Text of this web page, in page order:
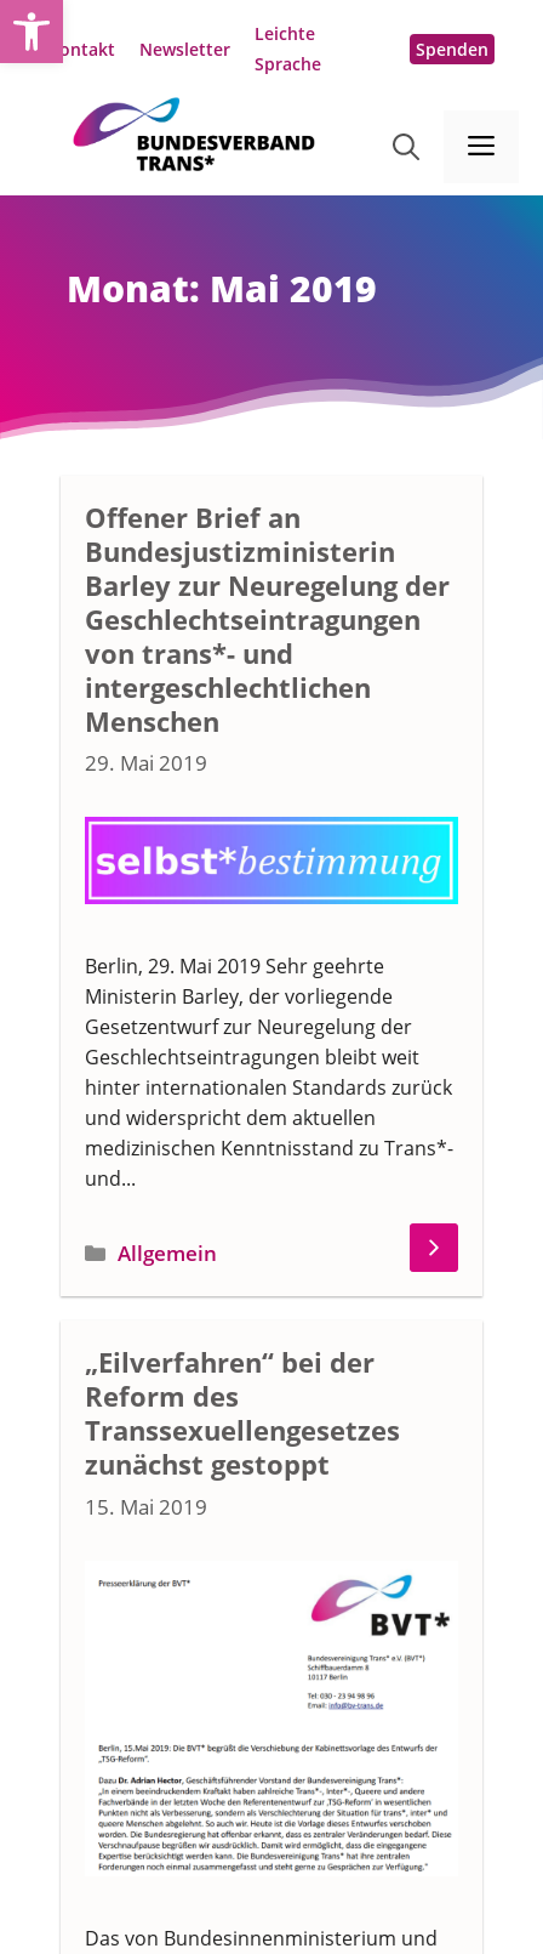
Zum
Inhalt
Kontakt Newsletter
Leichte
Sprache
Spenden
Monat: Mai 2019
Offener Brief an
Bundesjustizministerin
Barley zur Neuregelung der
Geschlechtseintragungen
von trans*- und
intergeschlechtlichen
Menschen
29. Mai 2019
Berlin, 29. Mai 2019 Sehr geehrte
Ministerin Barley, der vorliegende
Gesetzentwurf zur Neuregelung der
Geschlechtseintragungen bleibt weit
hinter internationalen Standards zurück
und widerspricht dem aktuellen
medizinischen Kenntnisstand zu Trans*-
und...
Kategorien
Allgemein
„Eilverfahren“ bei der
Reform des
Transsexuellengesetzes
zunächst gestoppt
15. Mai 2019
Das von Bundesinnenministerium und